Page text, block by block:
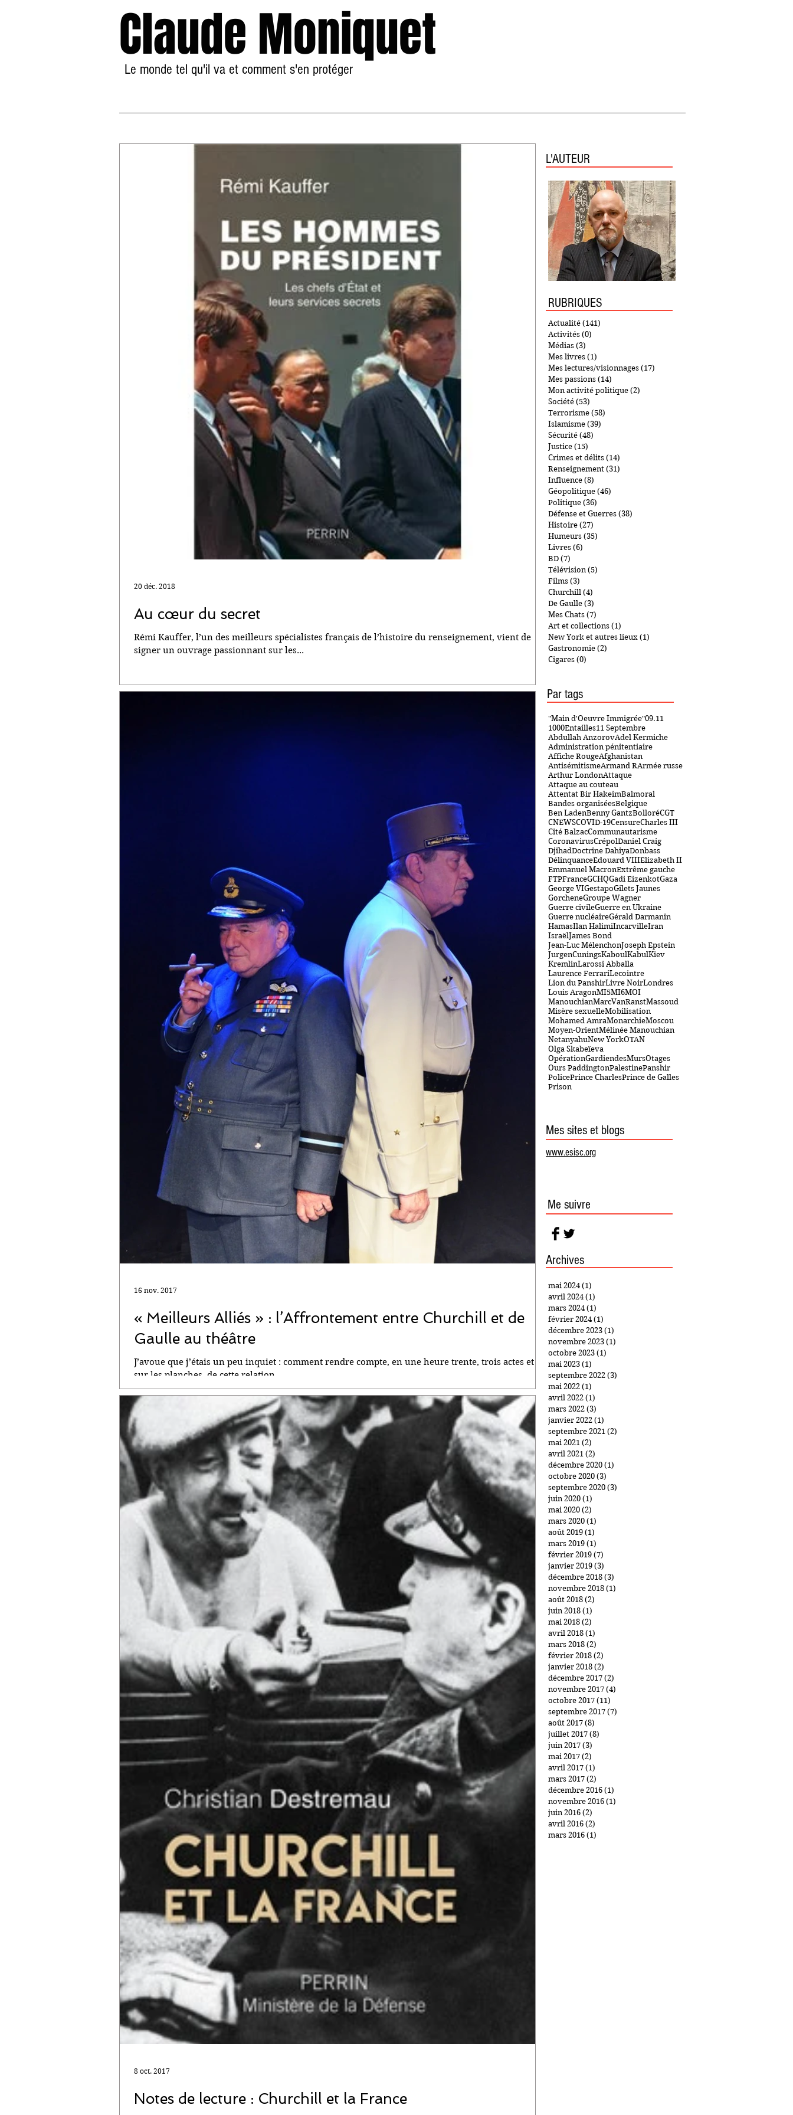
Claude Moniquet
Le monde tel qu'il va et comment s'en protéger
Au cœur du secret
Rémi Kauffer, l’un des meilleurs spécialistes français de l’histoire du renseignement, vient de
signer un ouvrage passionnant sur les...
20 déc. 2018
« Meilleurs Alliés » : l’Affrontement entre Churchill et de
Gaulle au théâtre
J’avoue que j’étais un peu inquiet : comment rendre compte, en une heure trente, trois actes et
sur les planches, de cette relation...
16 nov. 2017
Notes de lecture : Churchill et la France
8 oct. 2017
L'AUTEUR
RUBRIQUES
Actualité (141)
Activités (0)
Médias (3)
Mes livres (1)
Mes lectures/visionnages (17)
Mes passions (14)
Mon activité politique (2)
Société (53)
Terrorisme (58)
Islamisme (39)
Sécurité (48)
Justice (15)
Crimes et délits (14)
Renseignement (31)
Influence (8)
Géopolitique (46)
Politique (36)
Défense et Guerres (38)
Histoire (27)
Humeurs (35)
Livres (6)
BD (7)
Télévision (5)
Films (3)
Churchill (4)
De Gaulle (3)
Mes Chats (7)
Art et collections (1)
New York et autres lieux (1)
Gastronomie (2)
Cigares (0)
Par tags
"Main d'Oeuvre Immigrée"09.11
1000Entailles11 Septembre
Abdullah AnzorovAdel Kermiche
Administration pénitentiaire
Affiche RougeAfghanistan
AntisémitismeArmand RArmée russe
Arthur LondonAttaque
Attaque au couteau
Attentat Bir HakeimBalmoral
Bandes organiséesBelgique
Ben LadenBenny GantzBolloréCGT
CNEWSCOVID-19CensureCharles III
Cité BalzacCommunautarisme
CoronavirusCrépolDaniel Craig
DjihadDoctrine DahiyaDonbass
DélinquanceEdouard VIIIElizabeth II
Emmanuel MacronExtrême gauche
FTPFranceGCHQGadi EizenkotGaza
George VIGestapoGilets Jaunes
GorcheneGroupe Wagner
Guerre civileGuerre en Ukraine
Guerre nucléaireGérald Darmanin
HamasIlan HalimiIncarvilleIran
IsraëlJames Bond
Jean-Luc MélenchonJoseph Epstein
JurgenCuningsKaboulKabulKiev
KremlinLarossi Abballa
Laurence FerrariLecointre
Lion du PanshirLivre NoirLondres
Louis AragonMI5MI6MOI
ManouchianMarcVanRanstMassoud
Misère sexuelleMobilisation
Mohamed AmraMonarchieMoscou
Moyen-OrientMélinée Manouchian
NetanyahuNew YorkOTAN
Olga Skabeïeva
OpérationGardiendesMursOtages
Ours PaddingtonPalestinePanshir
PolicePrince CharlesPrince de Galles
Prison
Mes sites et blogs
www.esisc.org
Me suivre
Archives
mai 2024 (1)
avril 2024 (1)
mars 2024 (1)
février 2024 (1)
décembre 2023 (1)
novembre 2023 (1)
octobre 2023 (1)
mai 2023 (1)
septembre 2022 (3)
mai 2022 (1)
avril 2022 (1)
mars 2022 (3)
janvier 2022 (1)
septembre 2021 (2)
mai 2021 (2)
avril 2021 (2)
décembre 2020 (1)
octobre 2020 (3)
septembre 2020 (3)
juin 2020 (1)
mai 2020 (2)
mars 2020 (1)
août 2019 (1)
mars 2019 (1)
février 2019 (7)
janvier 2019 (3)
décembre 2018 (3)
novembre 2018 (1)
août 2018 (2)
juin 2018 (1)
mai 2018 (2)
avril 2018 (1)
mars 2018 (2)
février 2018 (2)
janvier 2018 (2)
décembre 2017 (2)
novembre 2017 (4)
octobre 2017 (11)
septembre 2017 (7)
août 2017 (8)
juillet 2017 (8)
juin 2017 (3)
mai 2017 (2)
avril 2017 (1)
mars 2017 (2)
décembre 2016 (1)
novembre 2016 (1)
juin 2016 (2)
avril 2016 (2)
mars 2016 (1)